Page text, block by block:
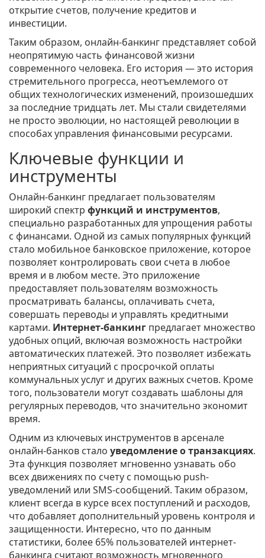
открытие счетов, получение кредитов и
инвестиции.
Таким образом, онлайн-банкинг представляет собой
неопрятимую часть финансовой жизни
современного человека. Его история — это история
стремительного прогресса, неотъемлемого от
общих технологических изменений, произошедших
за последние тридцать лет. Мы стали свидетелями
не просто эволюции, но настоящей революции в
способах управления финансовыми ресурсами.
Ключевые функции и
инструменты
Онлайн-банкинг предлагает пользователям
широкий спектр функций и инструментов,
специально разработанных для упрощения работы
с финансами. Одной из самых популярных функций
стало мобильное банковское приложение, которое
позволяет контролировать свои счета в любое
время и в любом месте. Это приложение
предоставляет пользователям возможность
просматривать балансы, оплачивать счета,
совершать переводы и управлять кредитными
картами. Интернет-банкинг предлагает множество
удобных опций, включая возможность настройки
автоматических платежей. Это позволяет избежать
неприятных ситуаций с просрочкой оплаты
коммунальных услуг и других важных счетов. Кроме
того, пользователи могут создавать шаблоны для
регулярных переводов, что значительно экономит
время.
Одним из ключевых инструментов в арсенале
онлайн-банков стало уведомление о транзакциях.
Эта функция позволяет мгновенно узнавать обо
всех движениях по счету с помощью push-
уведомлений или SMS-сообщений. Таким образом,
клиент всегда в курсе всех поступлений и расходов,
что добавляет дополнительный уровень контроля и
защищенности. Интересно, что по данным
статистики, более 65% пользователей интернет-
банкинга считают возможность мгновенного